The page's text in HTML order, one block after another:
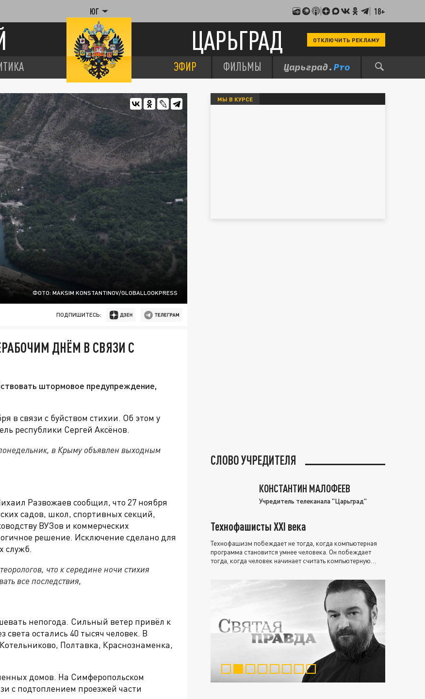
ЮГ 18+
ЦАРЬГРАД ОТКЛЮЧИТЬ РЕКЛАМУ
ЭФИР ФИЛЬМЫ
ФОТО: MAKSIM KONSTANTINOV/GLOBALLOOKPRESS
ПОДПИШИТЕСЬ:
ДНЁМ В СВЯЗИ С
штормовое предупреждение,
в связи с буйством стихии. Об этом у
республики Сергей Аксёнов.
в Крыму объявлен выходным
Развожаев сообщил, что 27 ноября
садов, школ, спортивных секций,
ВУЗов и коммерческих
решение. Исключение сделано для
служб.
что к середине ночи стихия
все последствия,
непогода. Сильный ветер привёл к
света остались 40 тысяч человек. В
Полтавка, Краснознаменка,
домов. На Симферопольском
с подтоплением проезжей части
МЫ В КУРСЕ
СЛОВО УЧРЕДИТЕЛЯ
КОНСТАНТИН МАЛОФЕЕВ
Учредитель телеканала "Царьград"
Технофашисты XXI века
Технофашизм побеждает не тогда, когда компьютерная
программа становится умнее человека. Он побеждает
тогда, когда человек начинает считать компьютерную